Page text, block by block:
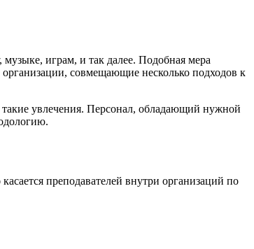
играм, и так далее. Подобная мера
совмещающие несколько подходов к
такие увлечения. Персонал, обладающий нужной
преподавателей внутри организаций по